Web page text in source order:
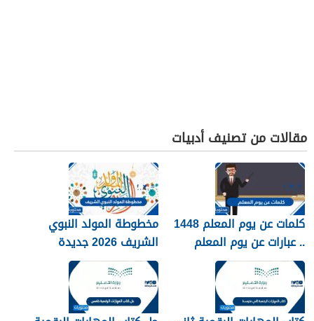
مقالات من تصنيف أدبيات
كلمات عن يوم المعلم 1448
.. عبارات عن يوم المعلم
مكتوبة 1448
مخطوطة المولد النبوي
الشريف 2026 جديدة